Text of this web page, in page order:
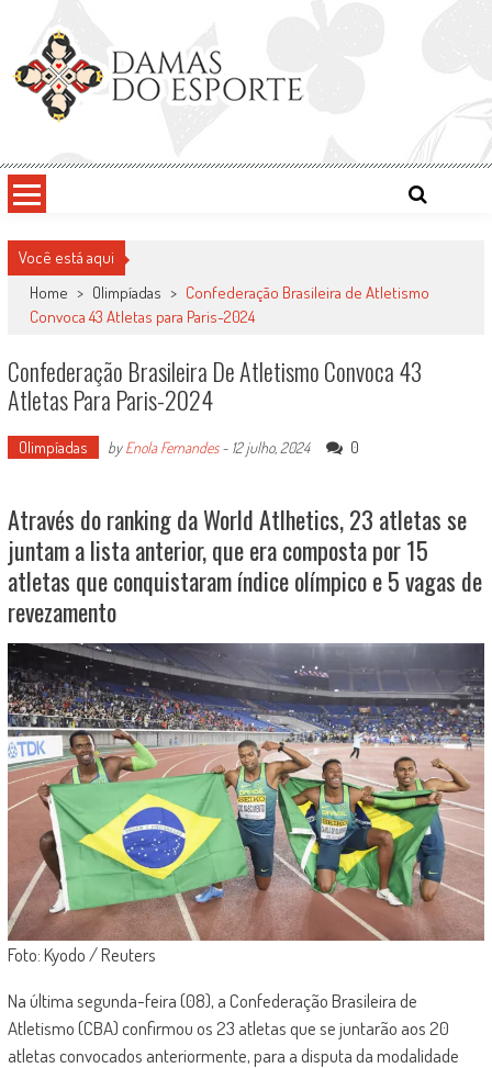
content
Damas do Esporte
Você está aqui
Home > Olimpíadas > Confederação Brasileira de Atletismo
Convoca 43 Atletas para Paris-2024
Confederação Brasileira De Atletismo Convoca 43
Atletas Para Paris-2024
Olimpíadas byEnola Fernandes- 12 julho, 2024 0
Através do ranking da World Atlhetics, 23 atletas se
juntam a lista anterior, que era composta por 15
atletas que conquistaram índice olímpico e 5 vagas de
revezamento
Foto: Kyodo / Reuters
Na última segunda-feira (08), a Confederação Brasileira de
Atletismo (CBA) confirmou os 23 atletas que se juntarão aos 20
atletas convocados anteriormente, para a disputa da modalidade